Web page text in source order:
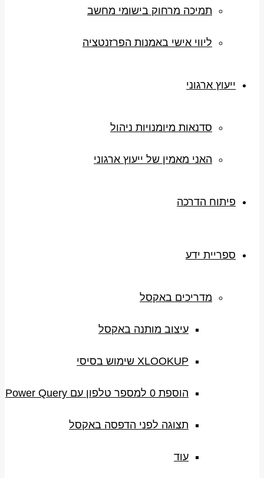
תמיכה מרחוק בישומי מחשב
ליווי אישי באמנות הפרזנטציה
ייעוץ ארגוני
סדנאות מיומנויות ניהול
האני מאמין של ייעוץ ארגוני
פיתוח הדרכה
ספריית ידע
מדריכים באקסל
עיצוב מותנה באקסל
XLOOKUP שימוש בסיסי
הוספת 0 למספר טלפון עם Power Query
תצוגה לפני הדפסה באקסל
עוד